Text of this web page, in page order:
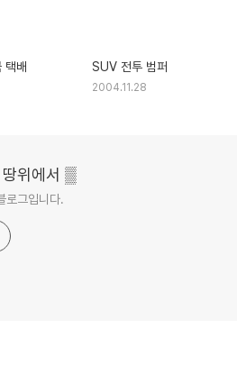
택배 SUV 전투 범퍼
2004.11.28
위에서 ▒
로그입니다.